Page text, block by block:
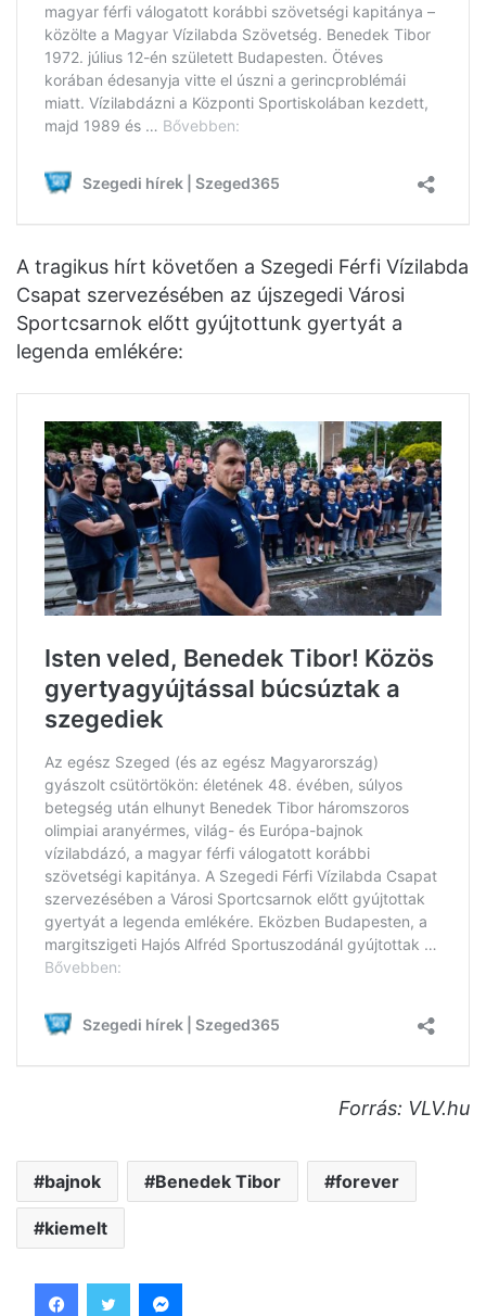
A tragikus hírt követően a Szegedi Férfi Vízilabda
Csapat szervezésében az újszegedi Városi
Sportcsarnok előtt gyújtottunk gyertyát a
legenda emlékére:
Forrás: VLV.hu
bajnok Benedek Tibor forever
kiemelt